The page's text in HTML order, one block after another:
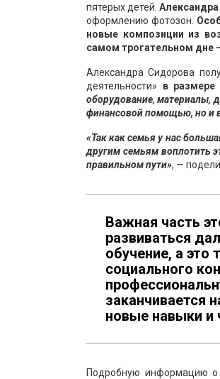
пятерых детей.
оформлению фотозон.
новые композиции из
самом трогательном дне
Александра Сидорова
деятельности» в
оборудование, материалы,
финансовой помощью, но и
«Так как семья у нас
другим семьям воплотить
правильном пути», —
Важная часть
развиваться
обучение, а
социального
заканчивается
новые навыки и
Подробную информацию о